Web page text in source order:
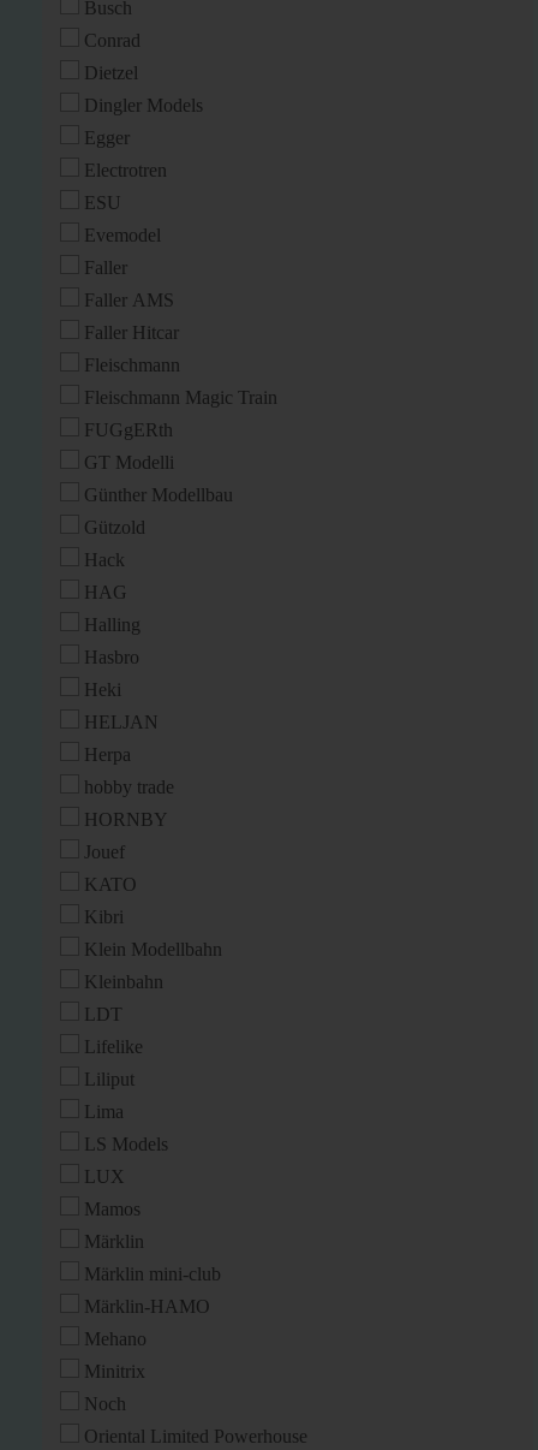
Busch
Conrad
Dietzel
Dingler Models
Egger
Electrotren
ESU
Evemodel
Faller
Faller AMS
Faller Hitcar
Fleischmann
Fleischmann Magic Train
FUGgERth
GT Modelli
Günther Modellbau
Gützold
Hack
HAG
Halling
Hasbro
Heki
HELJAN
Herpa
hobby trade
HORNBY
Jouef
KATO
Kibri
Klein Modellbahn
Kleinbahn
LDT
Lifelike
Liliput
Lima
LS Models
LUX
Mamos
Märklin
Märklin mini-club
Märklin-HAMO
Mehano
Minitrix
Noch
Oriental Limited Powerhouse